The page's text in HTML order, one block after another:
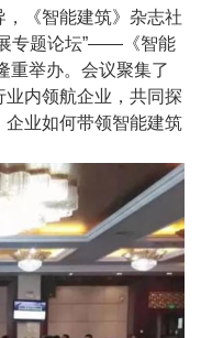
《智能建筑》杂志社
专题论坛”——《智能
重举办。会议聚集了
内领航企业，共同探
业如何带领智能建筑